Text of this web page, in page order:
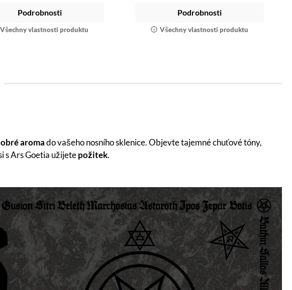
Podrobnosti
Všechny vlastnosti produktu
Podrobnosti
Všechny vlastnosti produktu
aromado vašeho nosního sklenice. Objevte tajemné chuťové tóny,
s Ars Goetia užijetepožitek.